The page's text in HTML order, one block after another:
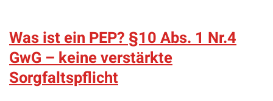
Was ist ein PEP? §10 Abs. 1 Nr.4
GwG – keine verstärkte
Sorgfaltspflicht